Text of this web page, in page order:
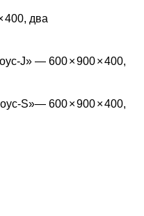
400, два
J» — 600×900×400,
S»— 600×900×400,